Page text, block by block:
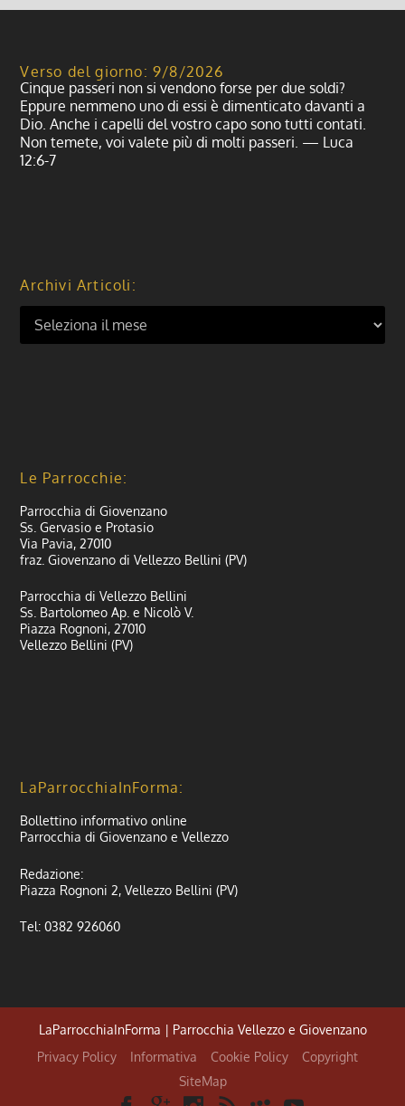
Verso del giorno: 9/8/2026
Cinque passeri non si vendono forse per due soldi?
Eppure nemmeno uno di essi è dimenticato davanti a
Dio. Anche i capelli del vostro capo sono tutti contati.
Non temete, voi valete più di molti passeri. — Luca
12:6-7
Archivi Articoli:
Le Parrocchie:
Parrocchia di Giovenzano
Ss. Gervasio e Protasio
Via Pavia, 27010
fraz. Giovenzano di Vellezzo Bellini (PV)
Parrocchia di Vellezzo Bellini
Ss. Bartolomeo Ap. e Nicolò V.
Piazza Rognoni, 27010
Vellezzo Bellini (PV)
LaParrocchiaInForma:
Bollettino informativo online
Parrocchia di Giovenzano e Vellezzo
Redazione:
Piazza Rognoni 2, Vellezzo Bellini (PV)
Tel: 0382 926060
LaParrocchiaInForma | Parrocchia Vellezzo e Giovenzano
Privacy Policy
Informativa Cookie Policy
Copyright
SiteMap